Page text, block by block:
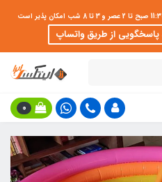
پاسخگویی از طریق واتساپ
0